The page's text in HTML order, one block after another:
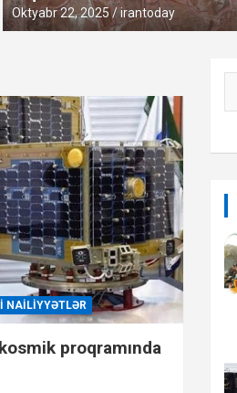
Sentyabr 16, 2025 irantoday
Oktyabr 22, 2025 irantoday
NAILIYYƏTLƏR
proqramında